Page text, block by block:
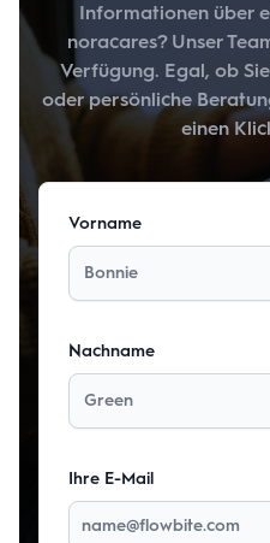
Informationen über
noracares? Unser
Verfügung. Egal, ob
oder persönliche
einen
Vorname
Nachname
Ihre E-Mail